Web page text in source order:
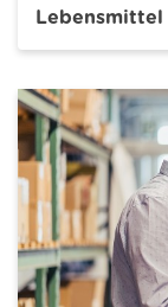
Lebensmittel